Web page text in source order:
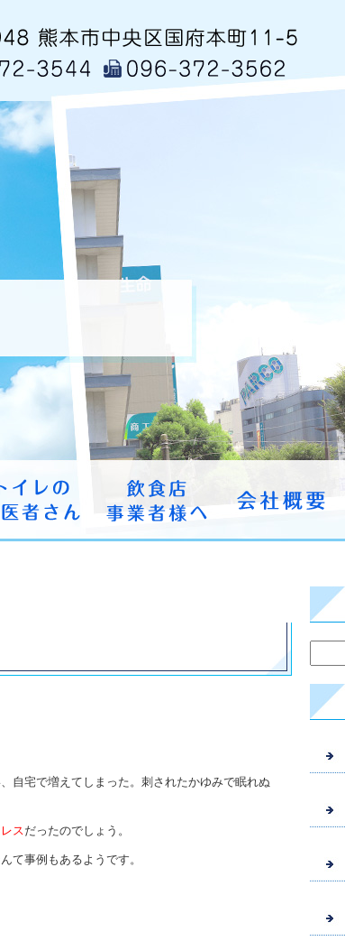
自宅で増えてしまった。刺されたかゆみで眠れぬ
スだったのでしょう。
て事例もあるようです。